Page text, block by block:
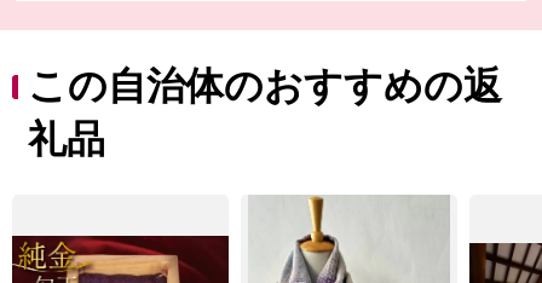
古都奈良はこれからも歴史と伝統を生かしたまちづくり
をすすめます。
この自治体のおすすめの返
礼品